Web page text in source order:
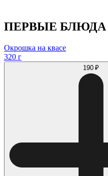
ПЕРВЫЕ БЛЮДА
Окрошка на квасе
320 г
190 ₽